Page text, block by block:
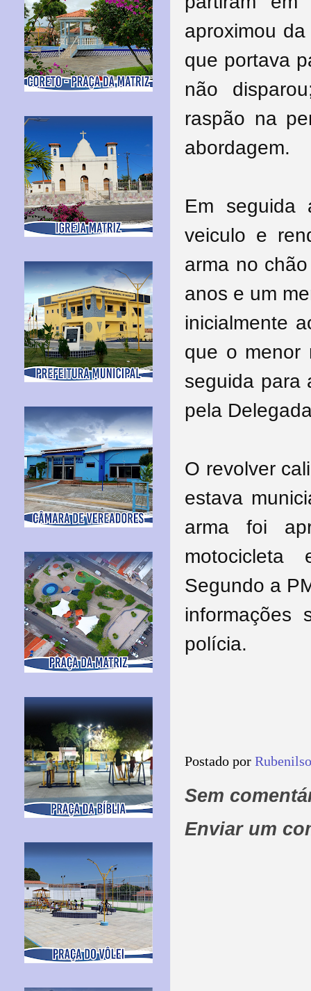
aproximou
que portava
não
raspão na
abordagem.
Em seguida
veiculo e
arma no
anos e um
inicialmente
que o menor
seguida para
pela
O revolver
estava
arma foi
Segundo a
informações
polícia.
Postado por
Sem
Enviar um